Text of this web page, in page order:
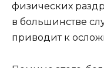
физических
в большинстве
приводит к